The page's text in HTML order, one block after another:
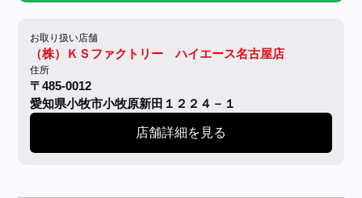
お取り扱い店舗
（株）ＫＳファクトリー ハイエース名古屋店
住所
〒485-0012
愛知県小牧市小牧原新田１２２４－１
店舗詳細を見る